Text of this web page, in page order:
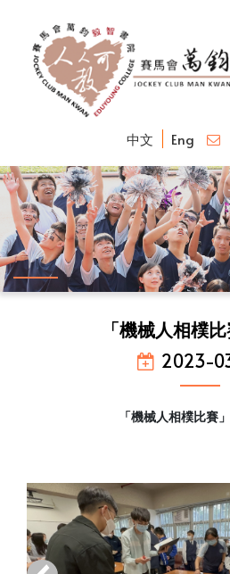
中文 Eng
「機械人相樸
2023-
「機械人相樸比賽